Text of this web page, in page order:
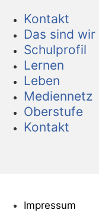
Kontakt
Das sind wir
Schulprofil
Lernen
Leben
Mediennetz
Oberstufe
Kontakt
Impressum